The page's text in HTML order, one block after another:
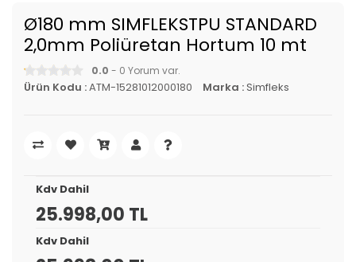
Ø180 mm SIMFLEKSTPU STANDARD
2,0mm Poliüretan Hortum 10 mt
0.0 - 0 Yorum var.
Ürün Kodu :ATM-15281012000180 Marka :Simfleks
Kdv Dahil
25.998,00 TL
Kdv Dahil